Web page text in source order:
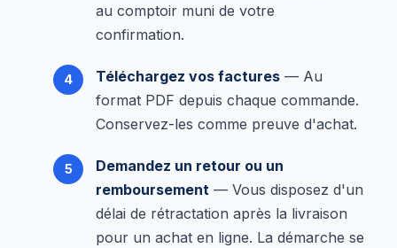
au comptoir muni de votre
confirmation.
Téléchargez vos factures — Au
format PDF depuis chaque commande.
Conservez-les comme preuve d'achat.
Demandez un retour ou un
remboursement — Vous disposez d'un
délai de rétractation après la livraison
pour un achat en ligne. La démarche se